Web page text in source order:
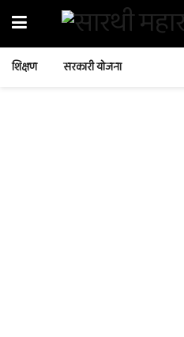
शिक्षण सरकारी योजना